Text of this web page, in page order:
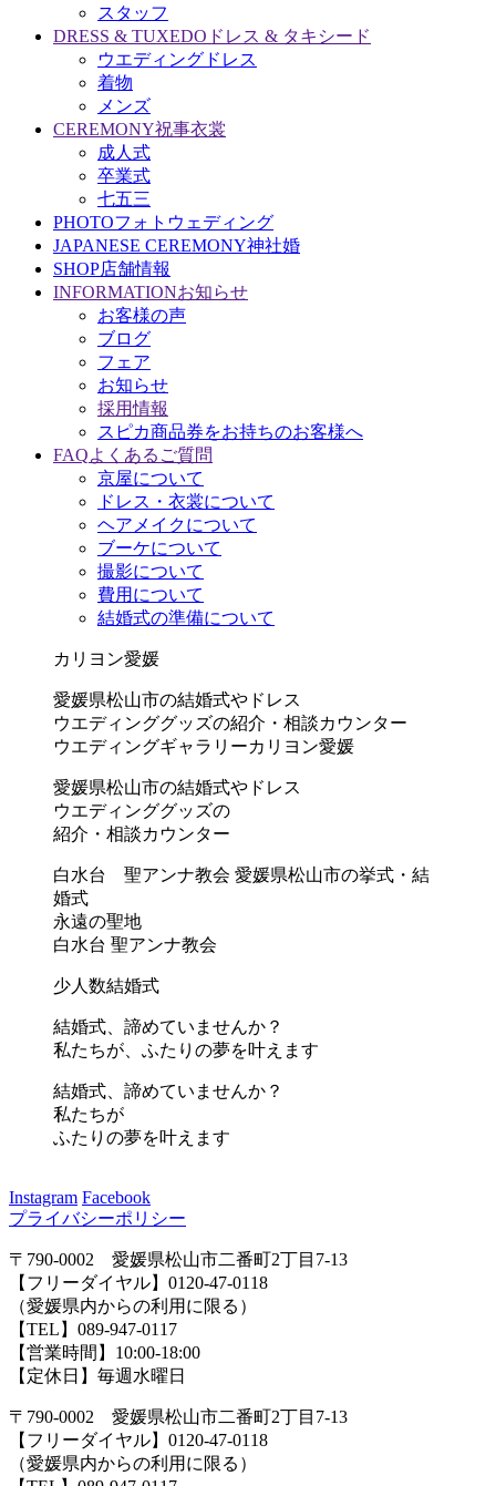
スタッフ
DRESS & TUXEDO ドレス & タキシード
ウエディングドレス
着物
メンズ
CEREMONY祝事衣裳
成人式
卒業式
七五三
PHOTOフォトウェディング
JAPANESE CEREMONY神社婚
SHOP店舗情報
INFORMATIONお知らせ
お客様の声
ブログ
フェア
お知らせ
採用情報
スピカ商品券をお持ちのお客様へ
FAQよくあるご質問
京屋について
ドレス・衣裳について
ヘアメイクについて
ブーケについて
撮影について
費用について
結婚式の準備について
カリヨン愛媛
愛媛県松山市の結婚式やドレス
ウエディンググッズの紹介・相談カウンター
ウエディングギャラリーカリヨン愛媛
愛媛県松山市の結婚式やドレス
ウエディンググッズの
紹介・相談カウンター
白水台 聖アンナ教会 愛媛県松山市の挙式・結
婚式
永遠の聖地
白水台 聖アンナ教会
少人数結婚式
結婚式、諦めていませんか？
私たちが、ふたりの夢を叶えます
結婚式、諦めていませんか？
私たちが
ふたりの夢を叶えます
Instagram Facebook
プライバシーポリシー
〒790-0002 愛媛県松山市二番町2丁目7-13
【フリーダイヤル】0120-47-0118
（愛媛県内からの利用に限る）
【TEL】089-947-0117
【営業時間】10:00-18:00
【定休日】毎週水曜日
〒790-0002 愛媛県松山市二番町2丁目7-13
【フリーダイヤル】0120-47-0118
（愛媛県内からの利用に限る）